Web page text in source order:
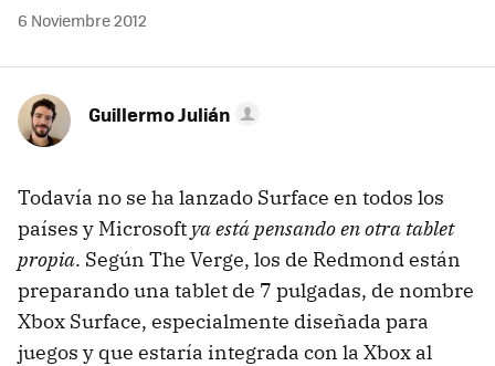
6 Noviembre 2012
Guillermo Julián
Todavía no se ha lanzado Surface en todos los
países y Microsoft ya está pensando en otra tablet
propia. Según The Verge, los de Redmond están
preparando una tablet de 7 pulgadas, de nombre
Xbox Surface, especialmente diseñada para
juegos y que estaría integrada con la Xbox al